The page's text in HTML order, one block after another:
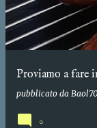
Proviamo a fare
pubblicato da
0